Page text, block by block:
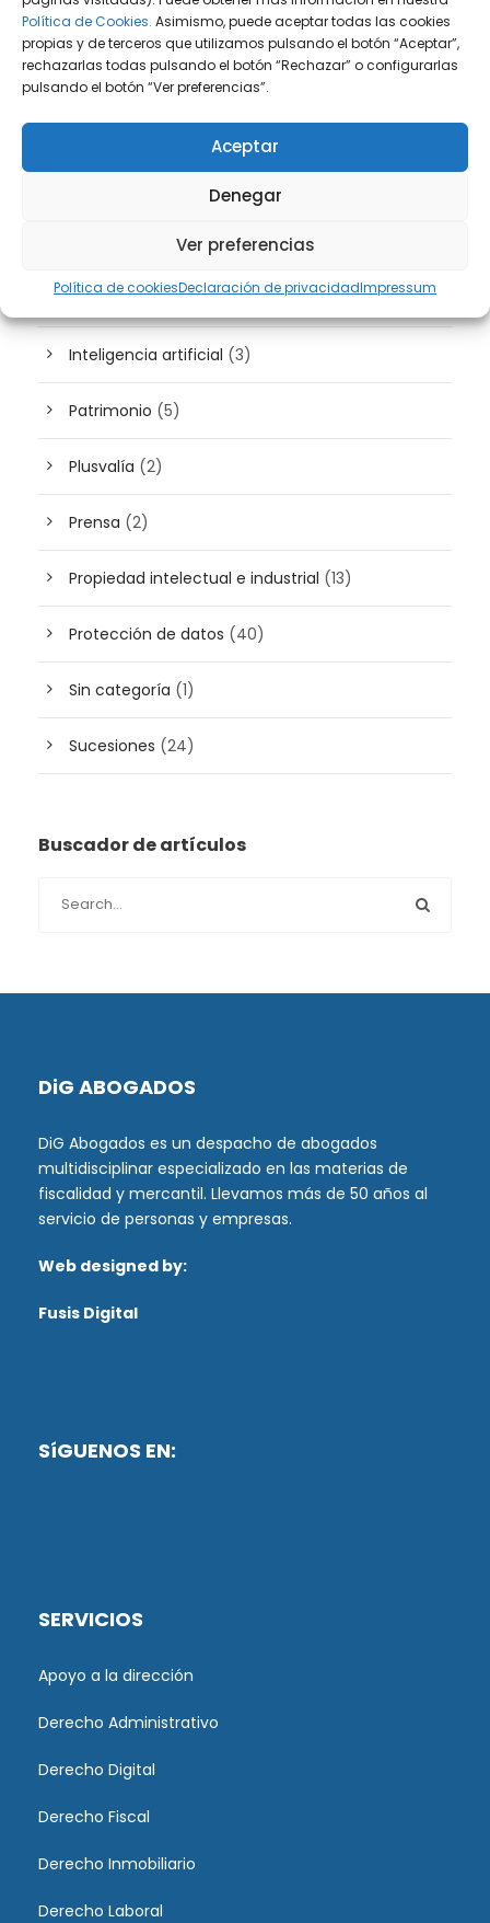
Política de Cookies. Asimismo, puede aceptar todas las cookies
propias y de terceros que utilizamos pulsando el botón “Aceptar”,
rechazarlas todas pulsando el botón “Rechazar” o configurarlas
pulsando el botón “Ver preferencias”.
Aceptar
Denegar
Ver preferencias
Política de cookiesDeclaración de privacidadImpressum
Derecho Fiscal(131)
Derecho Inmobiliario(36)
(40)
Derecho Penal(11)
Extranjería(10)
Inteligencia artificial (3)
Patrimonio (5)
Plusvalía (2)
Prensa (2)
Propiedad intelectual e industrial (13)
Protección de datos (40)
Sin categoría (1)
Sucesiones (24)
Buscador de artículos
DiG ABOGADOS
DiG Abogados es un despacho de abogados
multidisciplinar especializado en las materias de
fiscalidad y mercantil. Llevamos más de 50 años al
servicio de personas y empresas.
Web designed by:
Fusis Digital
SíGUENOS EN:
SERVICIOS
Apoyo a la dirección
Derecho Administrativo
Derecho Digital
Derecho Fiscal
Derecho Inmobiliario
Derecho Laboral